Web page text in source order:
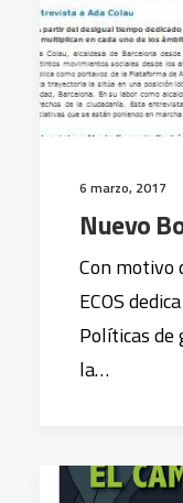
6 marzo, 2017
Nuevo
Con motivo
ECOS
Políticas de
la…